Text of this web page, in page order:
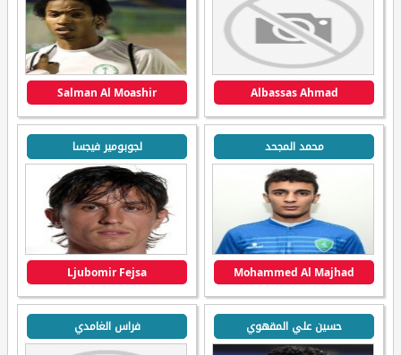
Albassas Ahmad
Salman Al Moashir
محمد المجحد
Mohammed Al Majhad
لجوبومير فيجسا
Ljubomir Fejsa
حسين علي المقهوي فراس الغامدي